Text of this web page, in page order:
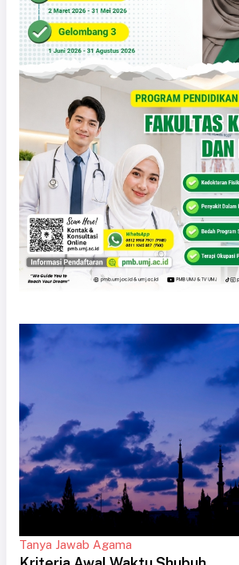
Tanya Jawab Agama